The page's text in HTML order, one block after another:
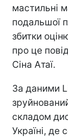
мастильні
подальшої
збитки
про це
Сіна Атаї.
За даними
складом
Україні, де